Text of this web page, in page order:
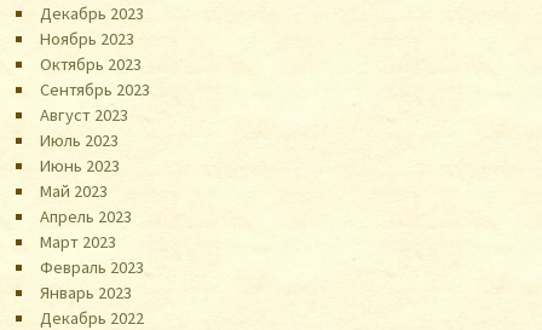
Декабрь 2023
Ноябрь 2023
Октябрь 2023
Сентябрь 2023
Август 2023
Июль 2023
Июнь 2023
Май 2023
Апрель 2023
Март 2023
Февраль 2023
Январь 2023
Декабрь 2022